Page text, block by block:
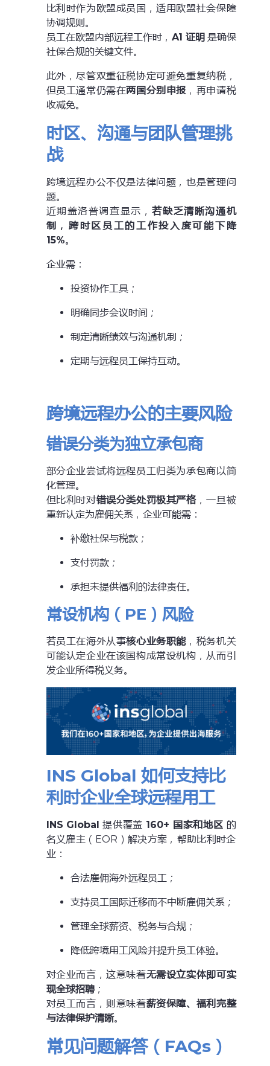
比利时作为欧盟成员国，适用欧盟社会保障
协调规则。
员工在欧盟内部远程工作时， A1 证明是确保
社保合规的关键文件。
此外，尽管双重征税协定可避免重复纳税，
但员工通常仍需在两国分别申报 ，再申请税
收减免。
时区、沟通与团队管理挑
战
跨境远程办公不仅是法律问题，也是管理问
题。
近期盖洛普调查显示，若缺乏清晰沟通机
制，跨时区员工的工作投入度可能下降
15%。
企业需：
投资协作工具；
明确同步会议时间；
制定清晰绩效与沟通机制；
定期与远程员工保持互动。
跨境远程办公的主要风险
错误分类为独立承包商
部分企业尝试将远程员工归类为承包商以简
化管理。
但比利时对错误分类处罚极其严格，一旦被
重新认定为雇佣关系，企业可能需：
补缴社保与税款；
支付罚款；
承担未提供福利的法律责任。
常设机构（PE）风险
若员工在海外从事核心业务职能 ，税务机关
可能认定企业在该国构成常设机构，从而引
发企业所得税义务。
INS Global 如何支持比
利时企业全球远程用工
INS Global 提供覆盖 160+ 国家和地区 的
名义雇主（EOR）解决方案，帮助比利时企
业：
合法雇佣海外远程员工；
支持员工国际迁移而不中断雇佣关系；
管理全球薪资、税务与合规；
降低跨境用工风险并提升员工体验。
对企业而言，这意味着无需设立实体即可实
现全球招聘；
对员工而言，则意味着薪资保障、福利完整
与法律保护清晰。
常见问题解答（FAQs）